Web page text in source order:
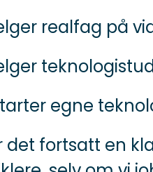
realfag på
egne
det fortsatt en